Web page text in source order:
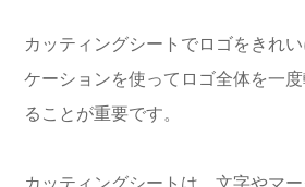
カッティングシートでロゴをきれ
ケーションを使ってロゴ全体を一
ることが重要です。
カッティングシートは、文字やマー